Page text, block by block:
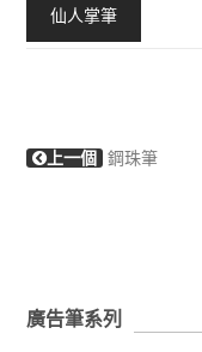
仙人掌筆
上一個 鋼珠筆
廣告筆系列